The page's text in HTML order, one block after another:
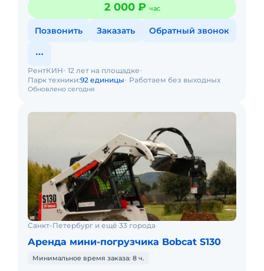
2 000 ₽ час
Позвонить Заказать Обратный звонок
Обновлено сегодня
РентКИН 12 лет на площадке
Парк техники:92 единицы Работаем без выходных
Санкт-Петербург и ещё 33 города
Аренда мини-погрузчика Bobcat S130
Минимальное время заказа: 8 ч.